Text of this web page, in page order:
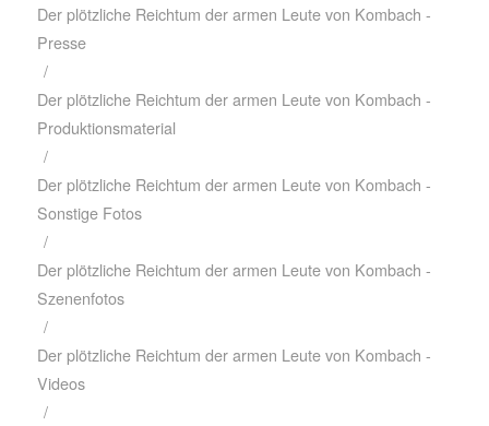
Der plötzliche Reichtum der armen Leute von Kombach -
Presse
/
Der plötzliche Reichtum der armen Leute von Kombach -
Produktionsmaterial
/
Der plötzliche Reichtum der armen Leute von Kombach -
Sonstige Fotos
/
Der plötzliche Reichtum der armen Leute von Kombach -
Szenenfotos
/
Der plötzliche Reichtum der armen Leute von Kombach -
Videos
/